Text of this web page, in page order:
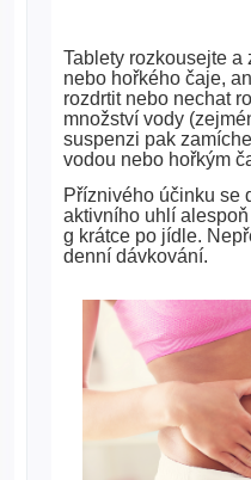
Tablety rozkousejte
nebo hořkého čaje,
rozdrtit nebo nechat
množství vody
suspenzi pak
vodou nebo hořkým
Příznivého účinku se
aktivního uhlí
g krátce po jídle.
denní dávkování.